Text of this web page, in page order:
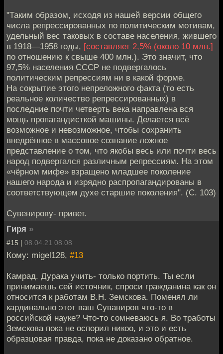
"Таким образом, исходя из нашей версии общего
числа репрессированных по политическим мотивам,
удельный вес таковых в составе населения, жившего
в 1918—1958 годы, [составляет 2,5% (около 10 млн.]
по отношению к свыше 400 млн.). Это значит, что
97,5% населения СССР не подвергалось
политическим репрессиям ни в какой форме.
На сокрытие этого непреложного факта (то есть
реальное количество репрессированных) в
последние почти четверть века направлена вся
мощь пропагандисткой машины. Делается всё
возможное и невозможное, чтобы сохранить
внедрённое в массовое сознание ложное
представление о том, что якобы весь или почти весь
народ подвергался различным репрессиям. На этом
«чёрном мифе» взращено младшее поколение
нашего народа и изрядно распропагандированы в
соответствующем духе старшие поколения". (С. 103)
Сувенирову- привет.
Гиря »
#15 | 08.04.21 08:08
Кому: migel128, #13
Камрад. Дурака учить- только портить. Ты если
принимаешь сей источник, спроси гражданина как он
относится к работам В.Н. Земскова. Поменял ли
кардинально этот ваш Суваниров что-то в
российской науке? Что-то сомневаюсь я. Во тработы
Земскова пока не оспорил никоо, и это и есть
образцовая правда, пока не доказано обратное.